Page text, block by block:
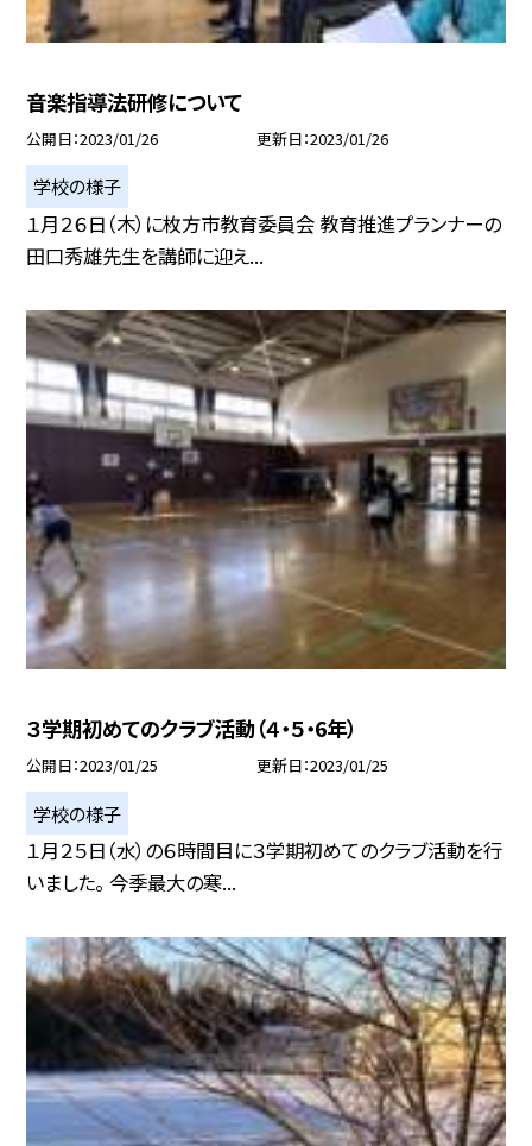
音楽指導法研修について
公開日 2023/01/26 更新日 2023/01/26
学校の様子
１月２６日（木）に枚方市教育委員会 教育推進プランナーの
田口秀雄先生を講師に迎え...
３学期初めてのクラブ活動（４・５・6年）
公開日 2023/01/25 更新日 2023/01/25
学校の様子
１月２５日（水）の６時間目に３学期初めてのクラブ活動を行
いました。 今季最大の寒...